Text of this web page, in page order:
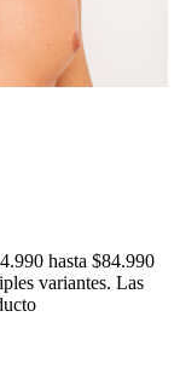
hasta $84.990
variantes. Las